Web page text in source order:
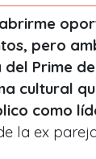
pero
Prime
cultural
como
la ex